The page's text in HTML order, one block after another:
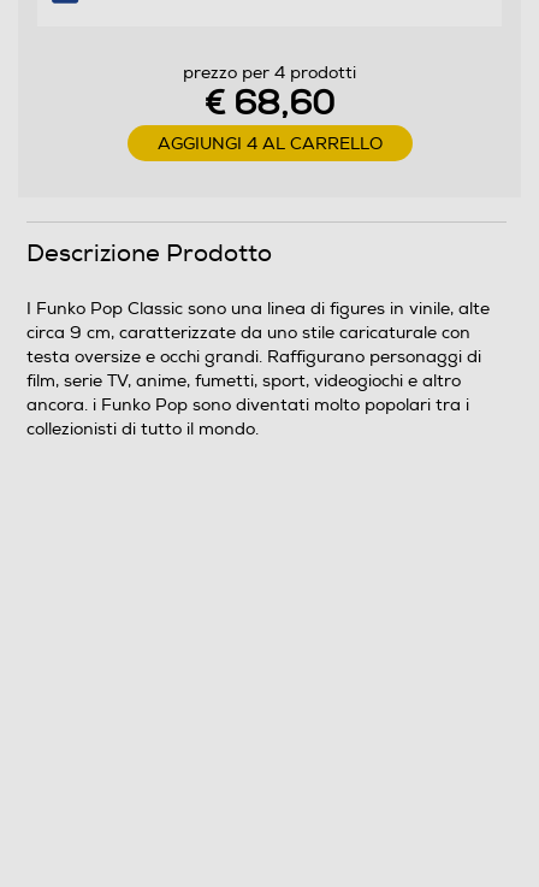
prezzo per 4 prodotti
€ 68,60
AGGIUNGI 4 AL CARRELLO
Descrizione Prodotto
I Funko Pop Classic sono una linea di figures in vinile, alte
circa 9 cm, caratterizzate da uno stile caricaturale con
testa oversize e occhi grandi. Raffigurano personaggi di
film, serie TV, anime, fumetti, sport, videogiochi e altro
ancora. i Funko Pop sono diventati molto popolari tra i
collezionisti di tutto il mondo.